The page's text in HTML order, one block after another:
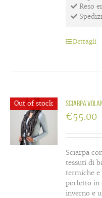
Reso
Dettagli
Out of stock Sciarpa
€55.00
Sciarpa
tessuti di
termiche e
perfetto in
inverno e